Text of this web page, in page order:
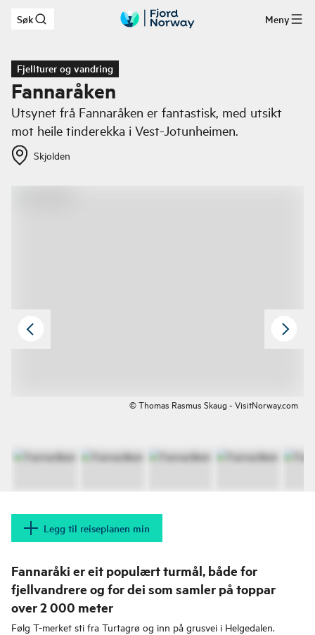
Hopp til hovedinnhold
Søk Meny
Fjellturer og vandring
Fannaråken
Utsynet frå Fannaråken er fantastisk, med utsikt
mot heile tinderekka i Vest-Jotunheimen.
Skjolden
© Thomas Rasmus Skaug - VisitNorway.com
Legg til reiseplanen min
Fannaråki er eit populært turmål, både for
fjellvandrere og for dei som samler på toppar
over 2 000 meter
Følg T-merket sti fra Turtagrø og inn på grusvei i Helgedalen.